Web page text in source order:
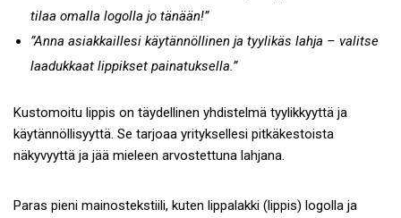
tilaa omalla logolla jo tänään!”
”Anna asiakkaillesi käytännöllinen ja tyylikäs lahja – valitse
laadukkaat lippikset painatuksella.”
Kustomoitu lippis on täydellinen yhdistelmä tyylikkyyttä ja
käytännöllisyyttä. Se tarjoaa yrityksellesi pitkäkestoista
näkyvyyttä ja jää mieleen arvostettuna lahjana.
Paras pieni mainostekstiili, kuten lippalakki (lippis) logolla ja